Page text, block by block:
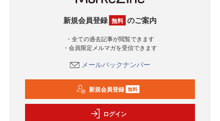
新規会員登録 無料 のご案内
・全ての過去記事が閲覧できます
・会員限定メルマガを受信できます
メールバックナンバー
新規会員登録 無料
ログイン